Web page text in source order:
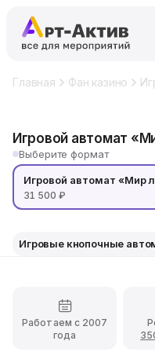
Главная Фан казино
Игровой автомат
Выберите формат
Игровой автомат «Мир
31 500 ₽
Игровые кнопочные
Работаем с 2007
года